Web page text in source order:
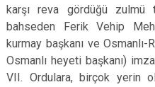
karşı reva gördüğü zulmü
bahseden Ferik Vehip
kurmay başkanı ve
Osmanlı heyeti başkanı)
VII. Ordulara, birçok yerin